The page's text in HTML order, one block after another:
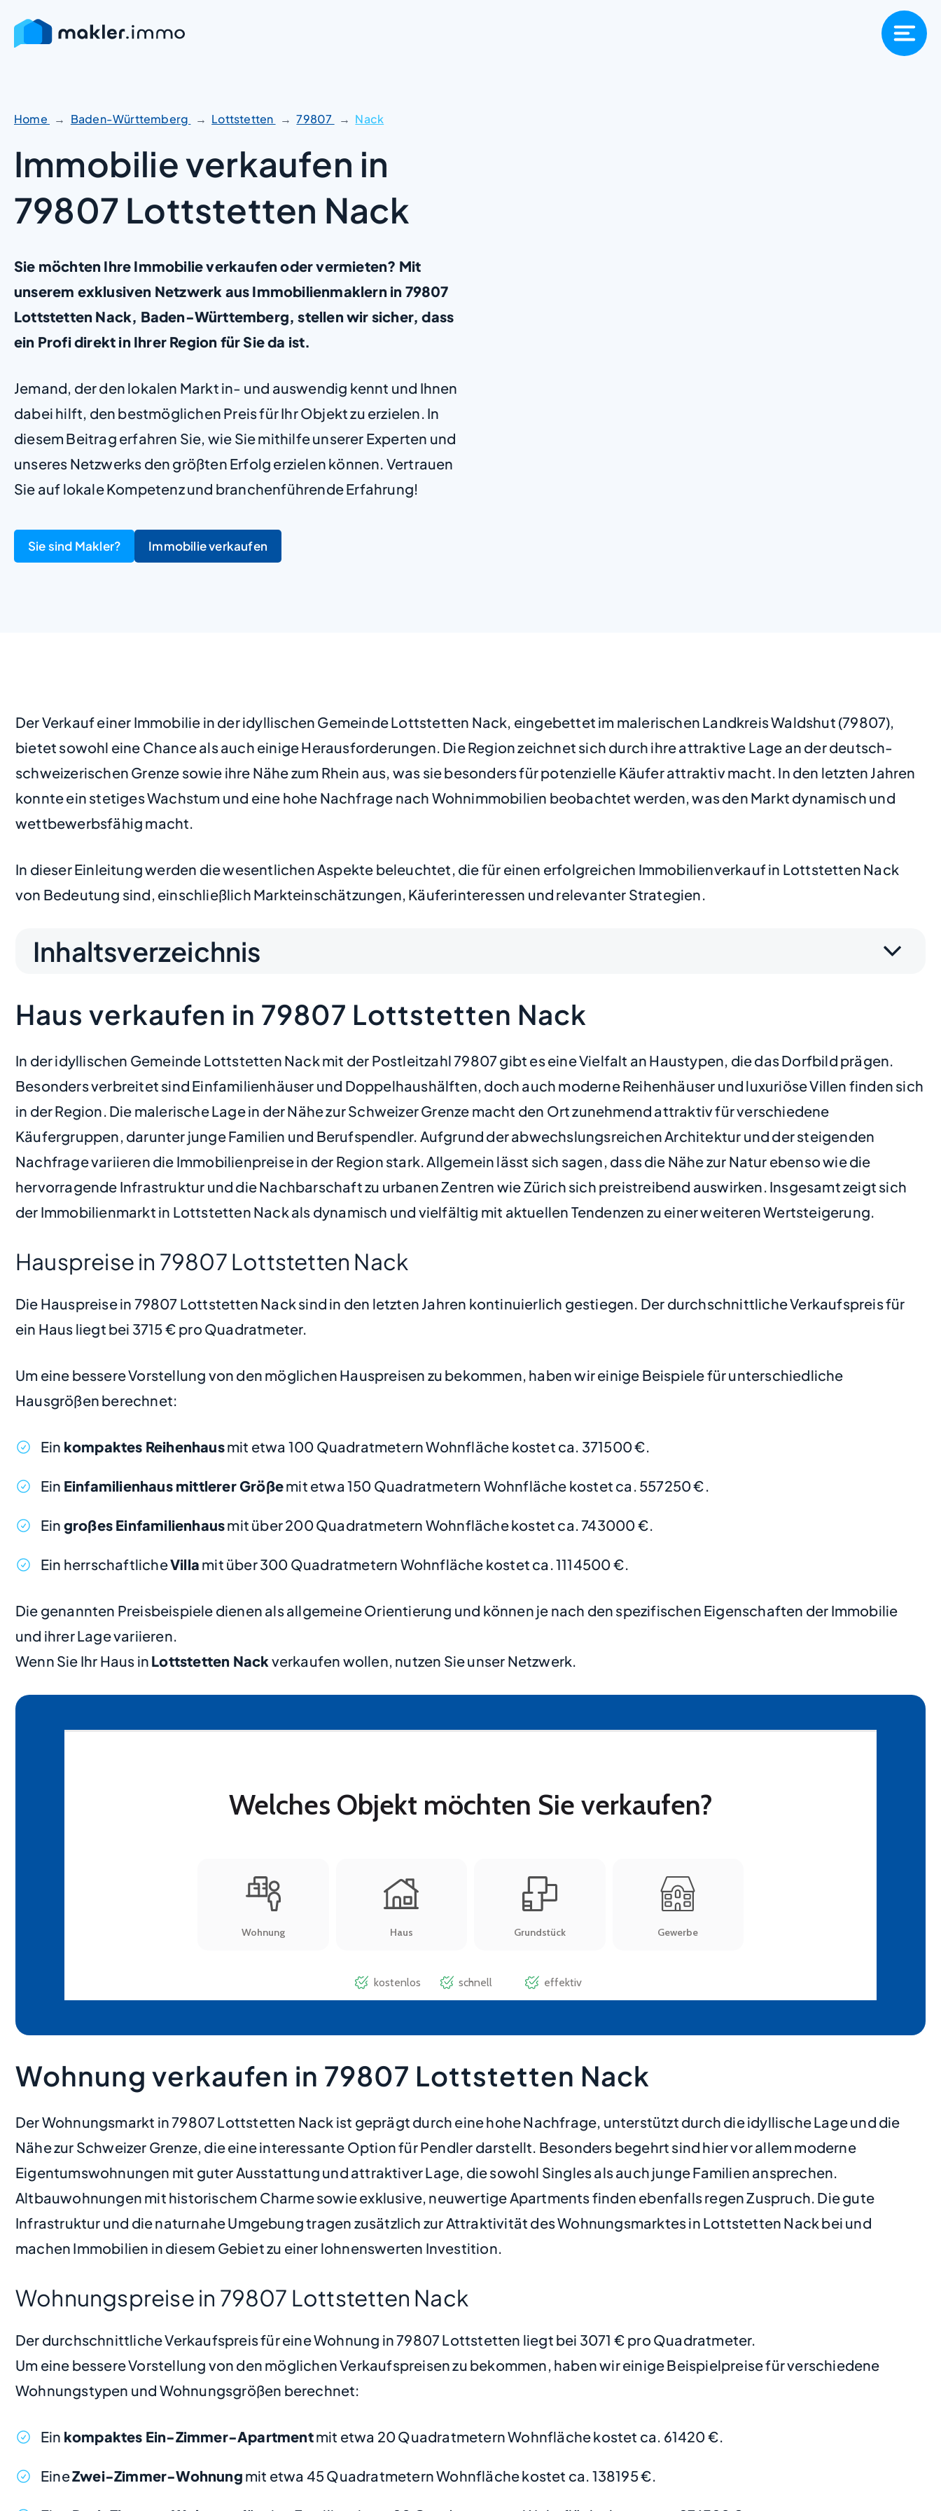
Home Baden-Württemberg Lottstetten 79807 Nack
Immobilie verkaufen in
79807 Lottstetten Nack
Sie möchten Ihre Immobilie verkaufen oder vermieten? Mit
unserem exklusiven Netzwerk aus Immobilienmaklern in 79807
Lottstetten Nack, Baden-Württemberg, stellen wir sicher, dass
ein Profi direkt in Ihrer Region für Sie da ist.
Jemand, der den lokalen Markt in- und auswendig kennt und Ihnen
dabei hilft, den bestmöglichen Preis für Ihr Objekt zu erzielen. In
diesem Beitrag erfahren Sie, wie Sie mithilfe unserer Experten und
unseres Netzwerks den größten Erfolg erzielen können. Vertrauen
Sie auf lokale Kompetenz und branchenführende Erfahrung!
Sie sind Makler? Immobilie verkaufen
Der Verkauf einer Immobilie in der idyllischen Gemeinde Lottstetten Nack, eingebettet im malerischen Landkreis Waldshut (79807),
bietet sowohl eine Chance als auch einige Herausforderungen. Die Region zeichnet sich durch ihre attraktive Lage an der deutsch-
schweizerischen Grenze sowie ihre Nähe zum Rhein aus, was sie besonders für potenzielle Käufer attraktiv macht. In den letzten Jahren
konnte ein stetiges Wachstum und eine hohe Nachfrage nach Wohnimmobilien beobachtet werden, was den Markt dynamisch und
wettbewerbsfähig macht.
In dieser Einleitung werden die wesentlichen Aspekte beleuchtet, die für einen erfolgreichen Immobilienverkauf in Lottstetten Nack
von Bedeutung sind, einschließlich Markteinschätzungen, Käuferinteressen und relevanter Strategien.
Inhaltsverzeichnis
Haus verkaufen in 79807 Lottstetten Nack
In der idyllischen Gemeinde Lottstetten Nack mit der Postleitzahl 79807 gibt es eine Vielfalt an Haustypen, die das Dorfbild prägen.
Besonders verbreitet sind Einfamilienhäuser und Doppelhaushälften, doch auch moderne Reihenhäuser und luxuriöse Villen finden sich
in der Region. Die malerische Lage in der Nähe zur Schweizer Grenze macht den Ort zunehmend attraktiv für verschiedene
Käufergruppen, darunter junge Familien und Berufspendler. Aufgrund der abwechslungsreichen Architektur und der steigenden
Nachfrage variieren die Immobilienpreise in der Region stark. Allgemein lässt sich sagen, dass die Nähe zur Natur ebenso wie die
hervorragende Infrastruktur und die Nachbarschaft zu urbanen Zentren wie Zürich sich preistreibend auswirken. Insgesamt zeigt sich
der Immobilienmarkt in Lottstetten Nack als dynamisch und vielfältig mit aktuellen Tendenzen zu einer weiteren Wertsteigerung.
Hauspreise in 79807 Lottstetten Nack
Die Hauspreise in 79807 Lottstetten Nack sind in den letzten Jahren kontinuierlich gestiegen. Der durchschnittliche Verkaufspreis für
ein Haus liegt bei 3715 € pro Quadratmeter.
Um eine bessere Vorstellung von den möglichen Hauspreisen zu bekommen, haben wir einige Beispiele für unterschiedliche
Hausgrößen berechnet:
Ein kompaktes Reihenhausmit etwa 100 Quadratmetern Wohnfläche kostet ca. 371500 €.
Ein Einfamilienhaus mittlerer Größemit etwa 150 Quadratmetern Wohnfläche kostet ca. 557250 €.
Ein großes Einfamilienhausmit über 200 Quadratmetern Wohnfläche kostet ca. 743000 €.
Ein herrschaftlicheVilla mit über 300 Quadratmetern Wohnfläche kostet ca. 1114500 €.
Die genannten Preisbeispiele dienen als allgemeine Orientierung und können je nach den spezifischen Eigenschaften der Immobilie
und ihrer Lage variieren.
Wenn Sie Ihr Haus in Lottstetten Nackverkaufen wollen, nutzen Sie unser Netzwerk.
Wohnung verkaufen in 79807 Lottstetten Nack
Der Wohnungsmarkt in 79807 Lottstetten Nack ist geprägt durch eine hohe Nachfrage, unterstützt durch die idyllische Lage und die
Nähe zur Schweizer Grenze, die eine interessante Option für Pendler darstellt. Besonders begehrt sind hier vor allem moderne
Eigentumswohnungen mit guter Ausstattung und attraktiver Lage, die sowohl Singles als auch junge Familien ansprechen.
Altbauwohnungen mit historischem Charme sowie exklusive, neuwertige Apartments finden ebenfalls regen Zuspruch. Die gute
Infrastruktur und die naturnahe Umgebung tragen zusätzlich zur Attraktivität des Wohnungsmarktes in Lottstetten Nack bei und
machen Immobilien in diesem Gebiet zu einer lohnenswerten Investition.
Wohnungspreise in 79807 Lottstetten Nack
Der durchschnittliche Verkaufspreis für eine Wohnung in 79807 Lottstetten liegt bei 3071 € pro Quadratmeter.
Um eine bessere Vorstellung von den möglichen Verkaufspreisen zu bekommen, haben wir einige Beispielpreise für verschiedene
Wohnungstypen und Wohnungsgrößen berechnet:
Ein kompaktes Ein-Zimmer-Apartmentmit etwa 20 Quadratmetern Wohnfläche kostet ca. 61420 €.
EineZwei-Zimmer-Wohnung mit etwa 45 Quadratmetern Wohnfläche kostet ca. 138195 €.